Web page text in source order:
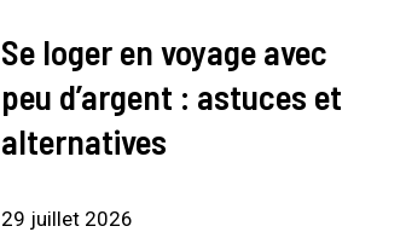
Se loger en voyage avec
peu d’argent : astuces et
alternatives
29 juillet 2026
en
avec
peu
: